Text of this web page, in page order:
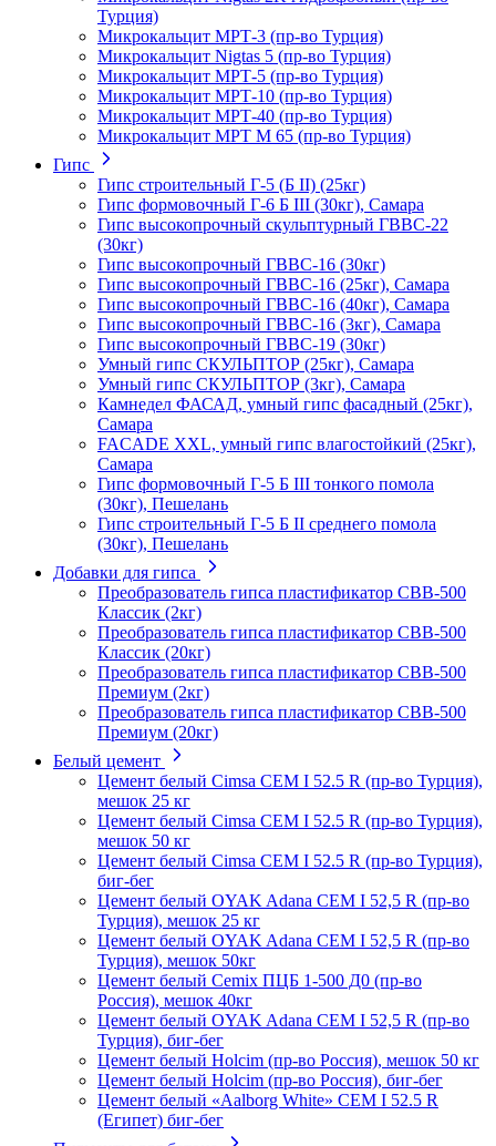
Турция)
Микрокальцит МРТ-3 (пр-во Турция)
Микрокальцит Nigtas 5 (пр-во Турция)
Микрокальцит МРТ-5 (пр-во Турция)
Микрокальцит МРТ-10 (пр-во Турция)
Микрокальцит МРТ-40 (пр-во Турция)
Микрокальцит МРТ М 65 (пр-во Турция)
Гипс
Гипс строительный Г-5 (Б II) (25кг)
Гипс формовочный Г-6 Б III (30кг), Самара
Гипс высокопрочный скульптурный ГВВС-22
(30кг)
Гипс высокопрочный ГВВС-16 (30кг)
Гипс высокопрочный ГВВС-16 (25кг), Самара
Гипс высокопрочный ГВВС-16 (40кг), Самара
Гипс высокопрочный ГВВС-16 (3кг), Самара
Гипс высокопрочный ГВВС-19 (30кг)
Умный гипс СКУЛЬПТОР (25кг), Самара
Умный гипс СКУЛЬПТОР (3кг), Самара
Камнедел ФАСАД, умный гипс фасадный (25кг),
Самара
FACADE XXL, умный гипс влагостойкий (25кг),
Самара
Гипс формовочный Г-5 Б III тонкого помола
(30кг), Пешелань
Гипс строительный Г-5 Б II среднего помола
(30кг), Пешелань
Добавки для гипса
Преобразователь гипса пластификатор СВВ-500
Классик (2кг)
Преобразователь гипса пластификатор СВВ-500
Классик (20кг)
Преобразователь гипса пластификатор СВВ-500
Премиум (2кг)
Преобразователь гипса пластификатор СВВ-500
Премиум (20кг)
Белый цемент
Цемент белый Cimsa CEM I 52.5 R (пр-во Турция),
мешок 25 кг
Цемент белый Cimsa CEM I 52.5 R (пр-во Турция),
мешок 50 кг
Цемент белый Cimsa CEM I 52.5 R (пр-во Турция),
биг-бег
Цемент белый OYAK Adana CEM I 52,5 R (пр-во
Турция), мешок 25 кг
Цемент белый OYAK Adana CEM I 52,5 R (пр-во
Турция), мешок 50кг
Цемент белый Cemix ПЦБ 1-500 Д0 (пр-во
Россия), мешок 40кг
Цемент белый OYAK Adana CEM I 52,5 R (пр-во
Турция), биг-бег
Цемент белый Holcim (пр-во Россия), мешок 50 кг
Цемент белый Holcim (пр-во Россия), биг-бег
Цемент белый «Aalborg White» CEM I 52.5 R
(Египет) биг-бег